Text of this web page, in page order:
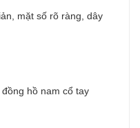
mặt số rõ ràng, dây
hồ nam cổ tay